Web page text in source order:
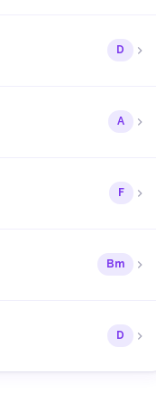
D
A
F
Bm
D